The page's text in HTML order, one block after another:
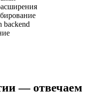
backend
— отвечаем